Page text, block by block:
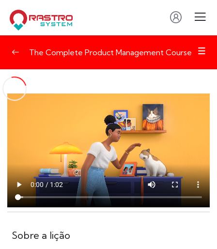
The Complete Product Management Course
Sobre a lição